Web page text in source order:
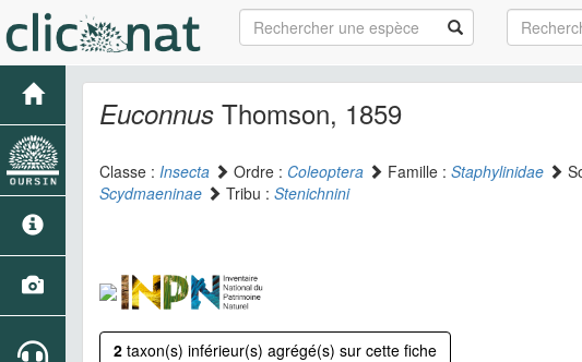
Euconnus Thomson, 1859
Classe : Insecta Ordre : Coleoptera Famille : Staphylinidae
Scydmaeninae
Tribu : Stenichnini
2 taxon(s) inférieur(s) agrégé(s) sur cette fiche